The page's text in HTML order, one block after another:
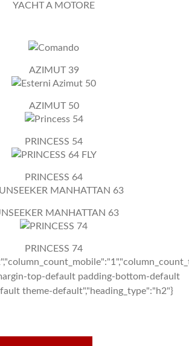
YACHT A MOTORE
AZIMUT 39
AZIMUT 50
PRINCESS 54
PRINCESS 64
MANHATTAN 63
PRINCESS 74
top-default padding-bottom-default
theme-default","heading_type":"h2"}